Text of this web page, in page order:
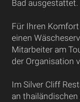
Bad ausgestattet.
Für Ihren
einen
Mitarbeiter am
der Organisation
Im Silver Cliff
an